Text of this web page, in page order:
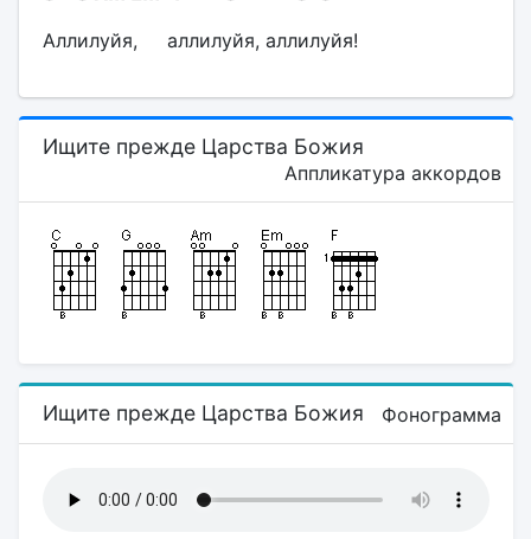
Аллилуйя, аллилуйя, аллилуйя!
Ищите прежде Царства Божия
Аппликатура аккордов
Ищите прежде Царства Божия Фонограмма